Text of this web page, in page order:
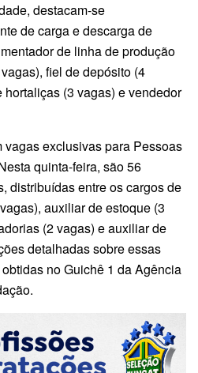
destacam-se
de carga e descarga de
de linha de produção
fiel de depósito (4
(3 vagas) e vendedor
vagas exclusivas para Pessoas
quinta-feira, são 56
distribuídas entre os cargos de
auxiliar de estoque (3
(2 vagas) e auxiliar de
detalhadas sobre essas
no Guichê 1 da Agência